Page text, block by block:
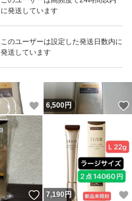
に発送しています
このユーザーは設定した発送日数内に
発送しています
いいね！
3,750
いいね！
6,500円
いいね！
7,190 円